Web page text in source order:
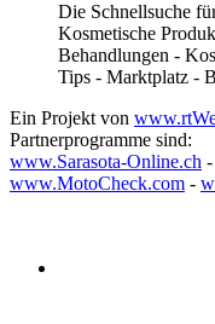
Die Schnellsuche
Kosmetische
Behandlungen -
Tips - Marktplatz -
Ein Projekt von
Partnerprogramme sind:
www.Sarasota-Online.ch -
www.MotoCheck.com -